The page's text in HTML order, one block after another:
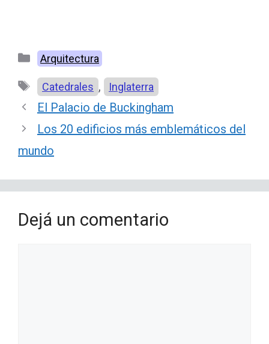
Categorías
Arquitectura
Etiquetas
Catedrales , Inglaterra
El Palacio de Buckingham
Los 20 edificios más emblemáticos del
mundo
Dejá un comentario